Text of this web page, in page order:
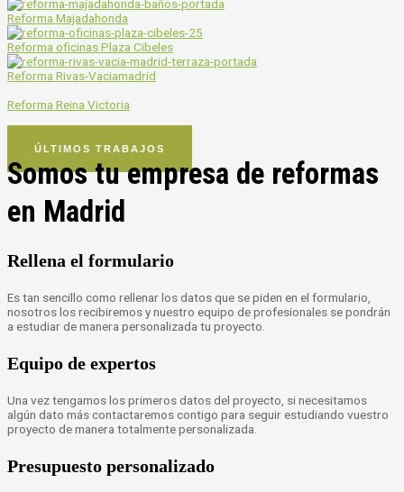
Reforma Majadahonda
Reforma oficinas Plaza Cibeles
Reforma Rivas-Vaciamadrid
Reforma Reina Victoria
ÚLTIMOS TRABAJOS
Somos tu empresa de reformas
en Madrid
Rellena el formulario
Es tan sencillo como rellenar los datos que se piden en el formulario,
nosotros los recibiremos y nuestro equipo de profesionales se pondrán
a estudiar de manera personalizada tu proyecto.
Equipo de expertos
Una vez tengamos los primeros datos del proyecto, si necesitamos
algún dato más contactaremos contigo para seguir estudiando vuestro
proyecto de manera totalmente personalizada.
Presupuesto personalizado